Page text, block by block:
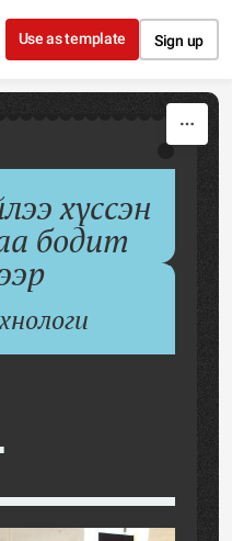
Use as template Sign up
хүссэн
бодит